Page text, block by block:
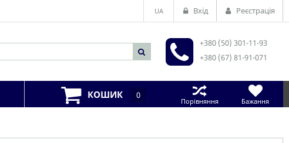
UA Вхід Реєстрація
+380 (50) 301-11-93
+380 (67) 81-91-071
КОШИК 0
Порівняння Бажання